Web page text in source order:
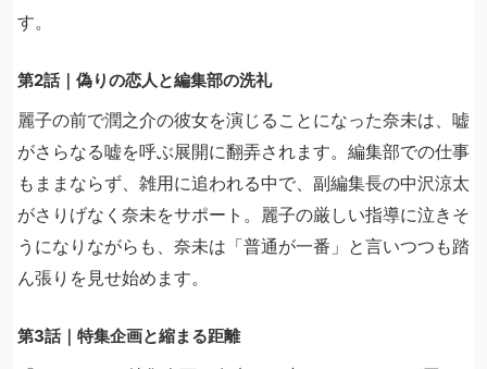
す。
第2話｜偽りの恋人と編集部の洗礼
麗子の前で潤之介の彼女を演じることになった奈未は、嘘
がさらなる嘘を呼ぶ展開に翻弄されます。編集部での仕事
もままならず、雑用に追われる中で、副編集長の中沢涼太
がさりげなく奈未をサポート。麗子の厳しい指導に泣きそ
うになりながらも、奈未は「普通が一番」と言いつつも踏
ん張りを見せ始めます。
第3話｜特集企画と縮まる距離